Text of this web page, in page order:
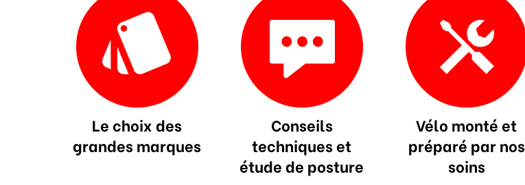
Le choix des
grandes marques
Conseils
techniques et
étude de posture
Vélo monté et
préparé par nos
soins